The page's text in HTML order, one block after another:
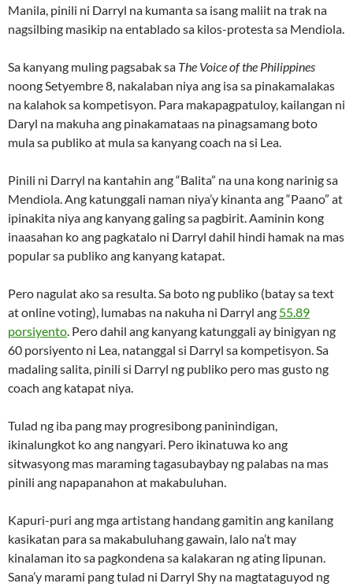
Manila, pinili ni Darryl na kumanta sa isang maliit na trak na
nagsilbing masikip na entablado sa kilos-protesta sa Mendiola.
Sa kanyang muling pagsabak sa The Voice of the Philippines
noong Setyembre 8, nakalaban niya ang isa sa pinakamalakas
na kalahok sa kompetisyon. Para makapagpatuloy, kailangan ni
Daryl na makuha ang pinakamataas na pinagsamang boto
mula sa publiko at mula sa kanyang coach na si Lea.
Pinili ni Darryl na kantahin ang “Balita” na una kong narinig sa
Mendiola. Ang katunggali naman niya’y kinanta ang “Paano” at
ipinakita niya ang kanyang galing sa pagbirit. Aaminin kong
inaasahan ko ang pagkatalo ni Darryl dahil hindi hamak na mas
popular sa publiko ang kanyang katapat.
Pero nagulat ako sa resulta. Sa boto ng publiko (batay sa text
at online voting), lumabas na nakuha ni Darryl ang 55.89
porsiyento. Pero dahil ang kanyang katunggali ay binigyan ng
60 porsiyento ni Lea, natanggal si Darryl sa kompetisyon. Sa
madaling salita, pinili si Darryl ng publiko pero mas gusto ng
coach ang katapat niya.
Tulad ng iba pang may progresibong paninindigan,
ikinalungkot ko ang nangyari. Pero ikinatuwa ko ang
sitwasyong mas maraming tagasubaybay ng palabas na mas
pinili ang napapanahon at makabuluhan.
Kapuri-puri ang mga artistang handang gamitin ang kanilang
kasikatan para sa makabuluhang gawain, lalo na’t may
kinalaman ito sa pagkondena sa kalakaran ng ating lipunan.
Sana’y marami pang tulad ni Darryl Shy na magtataguyod ng